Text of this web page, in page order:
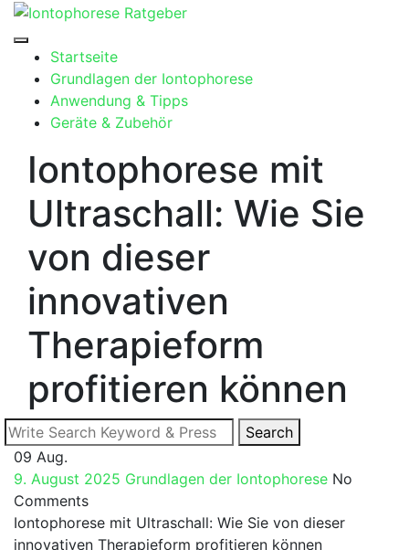
Skip
contentStartseite
Grundlagen der Iontophorese
Anwendung & Tipps
Geräte & Zubehör
Iontophorese mit
Ultraschall: Wie Sie
von dieser
innovativen
Therapieform
profitieren können
Search
for:
Search
09 Aug.
9. August 2025 Grundlagen der Iontophorese No
Comments
Iontophorese ‍mit⁣ Ultraschall:⁤ Wie Sie⁤ von dieser
innovativen Therapieform profitieren ⁢können